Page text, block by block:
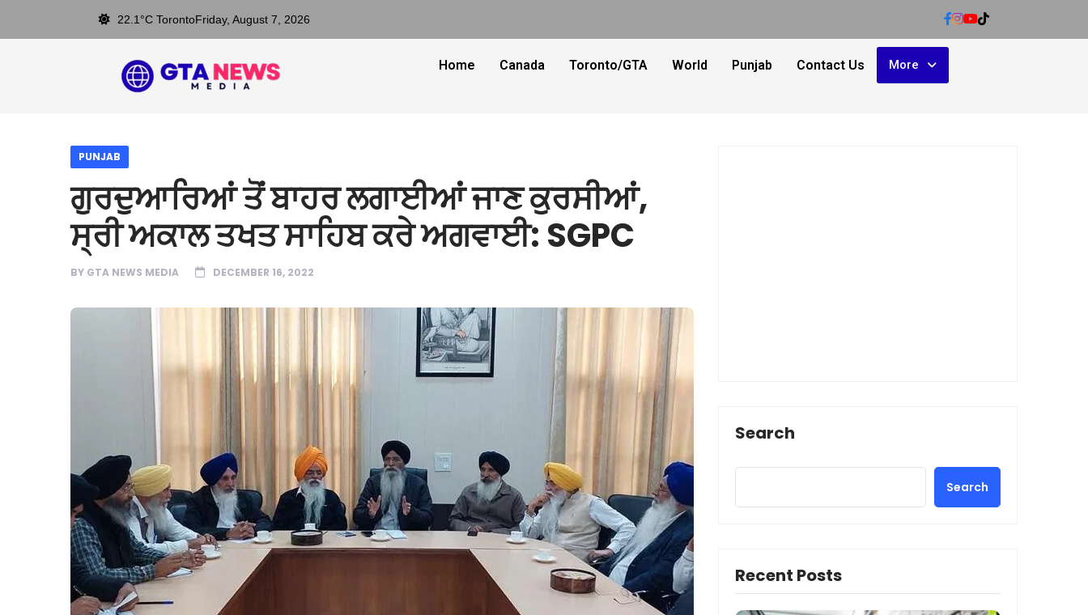
22.1°C TorontoFriday, August 7, 2026
Home Canada Toronto/GTA World Punjab Contact Us More
PUNJAB
ਗੁਰਦੁਆਰਿਆਂ ਤੋਂ ਬਾਹਰ ਲਗਾਈਆਂ ਜਾਣ ਕੁਰਸੀਆਂ,
ਸ੍ਰੀ ਅਕਾਲ ਤਖਤ ਸਾਹਿਬ ਕਰੇ ਅਗਵਾਈ: SGPC
BY GTA NEWS MEDIA DECEMBER 16, 2022
Search
Search
Recent Posts